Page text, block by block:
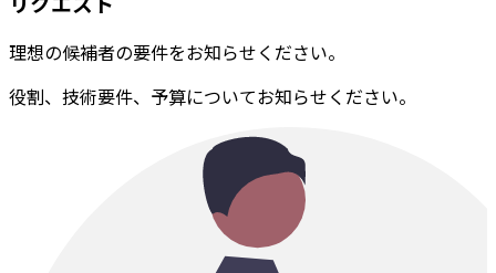
理想の候補者の要件をお知らせください。
役割、技術要件、予算についてお知らせください。